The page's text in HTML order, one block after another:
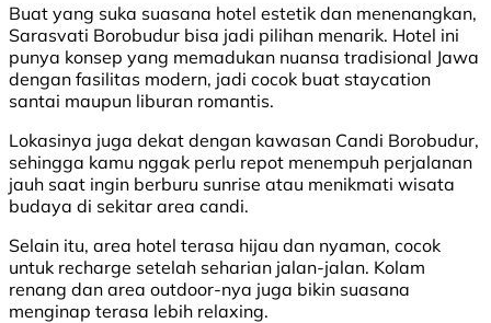
Buat yang suka suasana hotel estetik dan menenangkan,
Sarasvati Borobudur bisa jadi pilihan menarik. Hotel ini
punya konsep yang memadukan nuansa tradisional Jawa
dengan fasilitas modern, jadi cocok buat staycation
santai maupun liburan romantis.
Lokasinya juga dekat dengan kawasan Candi Borobudur,
sehingga kamu nggak perlu repot menempuh perjalanan
jauh saat ingin berburu sunrise atau menikmati wisata
budaya di sekitar area candi.
Selain itu, area hotel terasa hijau dan nyaman, cocok
untuk recharge setelah seharian jalan-jalan. Kolam
renang dan area outdoor-nya juga bikin suasana
menginap terasa lebih relaxing.